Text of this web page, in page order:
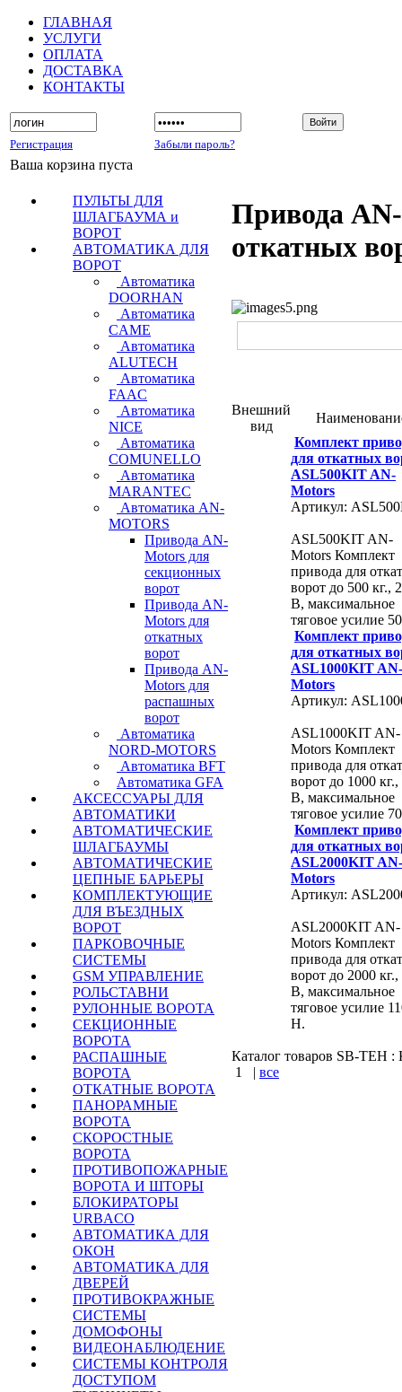
ГЛАВНАЯ
УСЛУГИ
ОПЛАТА
ДОСТАВКА
КОНТАКТЫ
Регистрация Забыли пароль?
Ваша корзина пуста
ПУЛЬТЫ ДЛЯ
ШЛАГБАУМА и
ВОРОТ
АВТОМАТИКА ДЛЯ
ВОРОТ
Автоматика
DOORHAN
Автоматика
CAME
Автоматика
ALUTECH
Автоматика
FAAC
Автоматика
NICE
Автоматика
COMUNELLO
Автоматика
MARANTEC
Автоматика AN-
MOTORS
Привода AN-
Motors для
секционных
ворот
Привода AN-
Motors для
откатных
ворот
Привода AN-
Motors для
распашных
ворот
Автоматика
NORD-MOTORS
Автоматика BFT
Автоматика GFA
АКСЕССУАРЫ ДЛЯ
АВТОМАТИКИ
АВТОМАТИЧЕСКИЕ
ШЛАГБАУМЫ
АВТОМАТИЧЕСКИЕ
ЦЕПНЫЕ БАРЬЕРЫ
КОМПЛЕКТУЮЩИЕ
ДЛЯ ВЪЕЗДНЫХ
ВОРОТ
ПАРКОВОЧНЫЕ
СИСТЕМЫ
GSM УПРАВЛЕНИЕ
РОЛЬСТАВНИ
РУЛОННЫЕ ВОРОТА
СЕКЦИОННЫЕ
ВОРОТА
РАСПАШНЫЕ
ВОРОТА
ОТКАТНЫЕ ВОРОТА
ПАНОРАМНЫЕ
ВОРОТА
СКОРОСТНЫЕ
ВОРОТА
ПРОТИВОПОЖАРНЫЕ
ВОРОТА И ШТОРЫ
БЛОКИРАТОРЫ
URBACO
АВТОМАТИКА ДЛЯ
ОКОН
АВТОМАТИКА ДЛЯ
ДВЕРЕЙ
ПРОТИВОКРАЖНЫЕ
СИСТЕМЫ
ДОМОФОНЫ
ВИДЕОНАБЛЮДЕНИЕ
СИСТЕМЫ КОНТРОЛЯ
ДОСТУПОМ
Привода
откатных
Внешний
вид
Комплект
для откатных
ASL500KIT AN-
Motors
Артикул:
ASL500KIT AN-
Motors Комплект
привода для
ворот до 500 кг.,
В, максимальное
тяговое усилие
Комплект
для откатных
ASL1000KIT AN-
Motors
Артикул:
ASL1000KIT AN-
Motors Комплект
привода для
ворот до 1000 кг.,
В, максимальное
тяговое усилие
Комплект
для откатных
ASL2000KIT AN-
Motors
Артикул:
ASL2000KIT AN-
Motors Комплект
привода для
ворот до 2000 кг.,
В, максимальное
тяговое усилие
Н.
Каталог товаров SB-TEH
1
| все